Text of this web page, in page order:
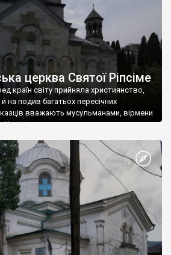
церква Святої Ріпсіме
країн світу прийняла християнство,
на подив багатьох пересічних
вважають мусульманами, вірмени
Христа